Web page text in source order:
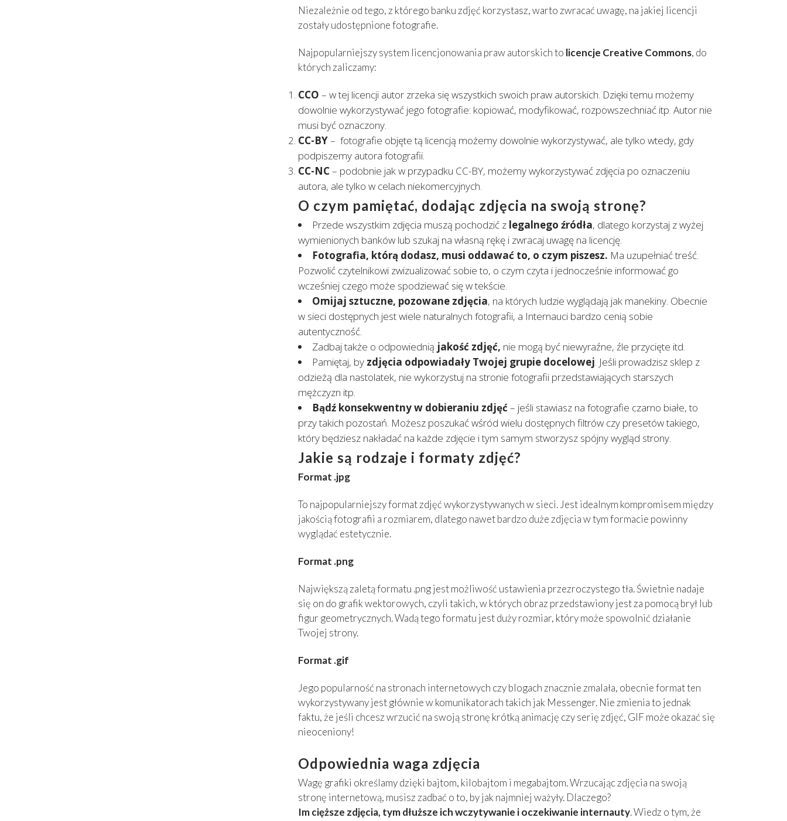
Niezależnie od tego, z którego banku zdjęć korzystasz, warto zwracać uwagę, na jakiej licencji
zostały udostępnione fotografie.
Najpopularniejszy system licencjonowania praw autorskich to licencje Creative Commons, do
których zaliczamy:
CCO – w tej licencji autor zrzeka się wszystkich swoich praw autorskich. Dzięki temu możemy
dowolnie wykorzystywać jego fotografie: kopiować, modyfikować, rozpowszechniać itp. Autor nie
musi być oznaczony.
CC-BY– fotografie objęte tą licencją możemy dowolnie wykorzystywać, ale tylko wtedy, gdy
podpiszemy autora fotografii.
CC-NC– podobnie jak w przypadku CC-BY, możemy wykorzystywać zdjęcia po oznaczeniu
autora, ale tylko w celach niekomercyjnych.
O czym pamiętać, dodając zdjęcia na swoją stronę?
Przede wszystkim zdjęcia muszą pochodzić z legalnego źródła, dlatego korzystaj z wyżej
wymienionych banków lub szukaj na własną rękę i zwracaj uwagę na licencję.
Fotografia, którą dodasz, musi oddawać to, o czym piszesz. Ma uzupełniać treść.
Pozwolić czytelnikowi zwizualizować sobie to, o czym czyta i jednocześnie informować go
wcześniej czego może spodziewać się w tekście.
Omijaj sztuczne, pozowane zdjęcia, na których ludzie wyglądają jak manekiny. Obecnie
w sieci dostępnych jest wiele naturalnych fotografii, a Internauci bardzo cenią sobie
autentyczność.
Zadbaj także o odpowiednią jakość zdjęć, nie mogą być niewyraźne, źle przycięte itd.
Pamiętaj, by zdjęcia odpowiadały Twojej grupie docelowej. Jeśli prowadzisz sklep z
odzieżą dla nastolatek, nie wykorzystuj na stronie fotografii przedstawiających starszych
mężczyzn itp.
Bądź konsekwentny w dobieraniu zdjęć– jeśli stawiasz na fotografie czarno białe, to
przy takich pozostań. Możesz poszukać wśród wielu dostępnych filtrów czy presetów takiego,
który będziesz nakładać na każde zdjęcie i tym samym stworzysz spójny wygląd strony.
Jakie są rodzaje i formaty zdjęć?
Format .jpg
To najpopularniejszy format zdjęć wykorzystywanych w sieci. Jest idealnym kompromisem między
jakością fotografii a rozmiarem, dlatego nawet bardzo duże zdjęcia w tym formacie powinny
wyglądać estetycznie.
Format .png
Największą zaletą formatu .png jest możliwość ustawienia przezroczystego tła. Świetnie nadaje
się on do grafik wektorowych, czyli takich, w których obraz przedstawiony jest za pomocą brył lub
figur geometrycznych. Wadą tego formatu jest duży rozmiar, który może spowolnić działanie
Twojej strony.
Format .gif
Jego popularność na stronach internetowych czy blogach znacznie zmalała, obecnie format ten
wykorzystywany jest głównie w komunikatorach takich jak Messenger. Nie zmienia to jednak
faktu, że jeśli chcesz wrzucić na swoją stronę krótką animację czy serię zdjęć, GIF może okazać się
nieoceniony!
Odpowiednia waga zdjęcia
Wagę grafiki określamy dzięki bajtom, kilobajtom i megabajtom. Wrzucając zdjęcia na swoją
stronę internetową, musisz zadbać o to, by jak najmniej ważyły. Dlaczego?
Im cięższe zdjęcia, tym dłuższe ich wczytywanie i oczekiwanie internauty. Wiedz o tym, że